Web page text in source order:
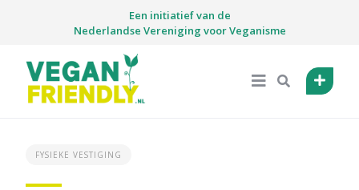
Een initiatief van de
Nederlandse Vereniging voor Veganisme
FYSIEKE VESTIGING